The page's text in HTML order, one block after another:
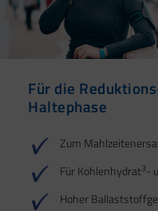
Für die
Haltephase
Zum
Für Kohlenhydrat3-
Hoher
Für die
Haltephase
3